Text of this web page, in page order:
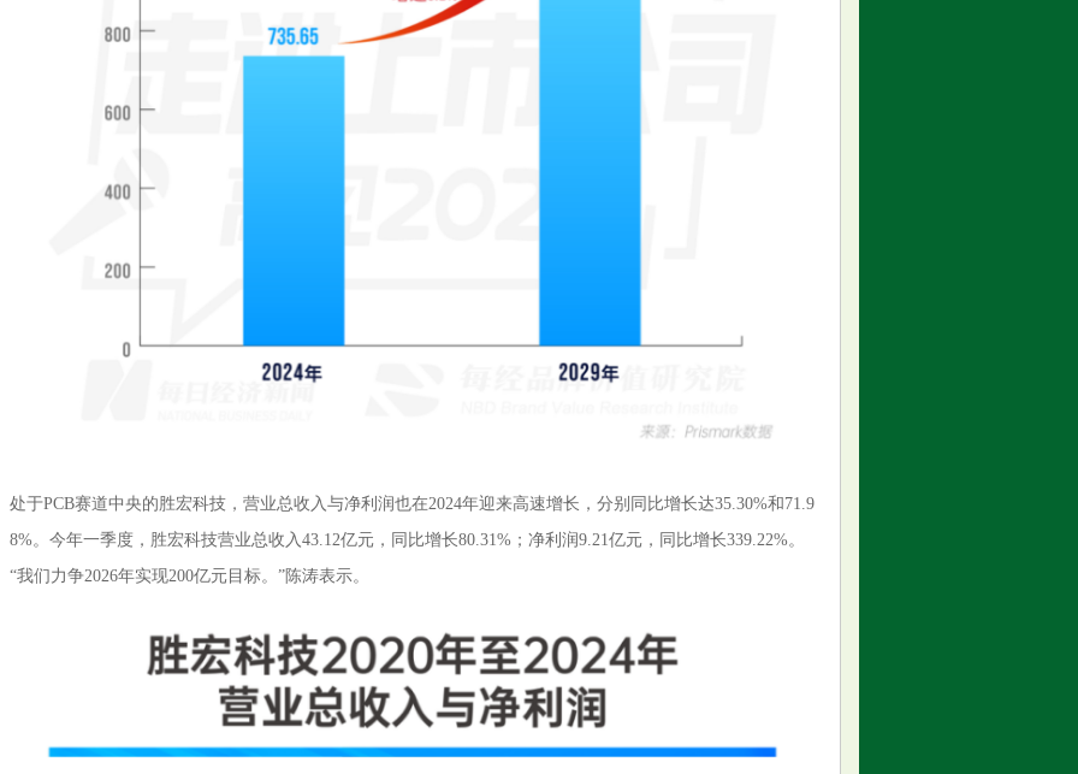
处于PCB赛道中央的胜宏科技，营业总收入与净利润也在2024年迎来高速增长，分别同比增长达35.30%和71.9
8%。今年一季度，胜宏科技营业总收入43.12亿元，同比增长80.31%；净利润9.21亿元，同比增长339.22%。
“我们力争2026年实现200亿元目标。”陈涛表示。